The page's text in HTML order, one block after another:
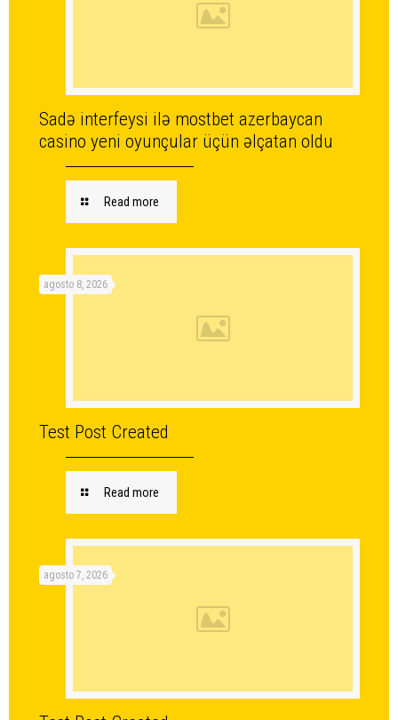
Sadə interfeysi ilə mostbet azerbaycan
casino yeni oyunçular üçün əlçatan oldu
Read more
agosto 8, 2026
Test Post Created
Read more
agosto 7, 2026